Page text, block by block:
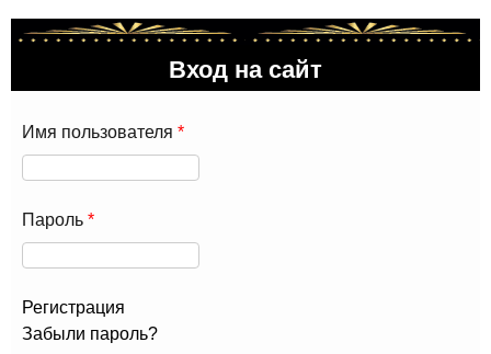
Вход на сайт
Имя пользователя *
Пароль *
Регистрация
Забыли пароль?